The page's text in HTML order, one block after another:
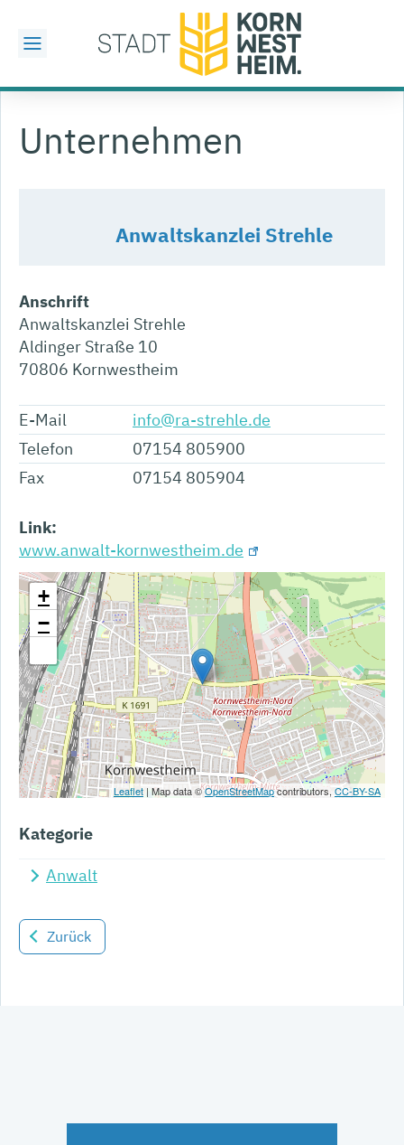
Unternehmen
Anwaltskanzlei Strehle
Anschrift
Anwaltskanzlei Strehle
Aldinger Straße 10
70806 Kornwestheim
E-Mail
info@ra-strehle.de
Telefon
07154 805900
Fax
07154 805904
Link:
www.anwalt-kornwestheim.de
+
−
Leaflet| Map data ©OpenStreetMapcontributors, CC-BY-SA
Kategorie
Anwalt
Zurück